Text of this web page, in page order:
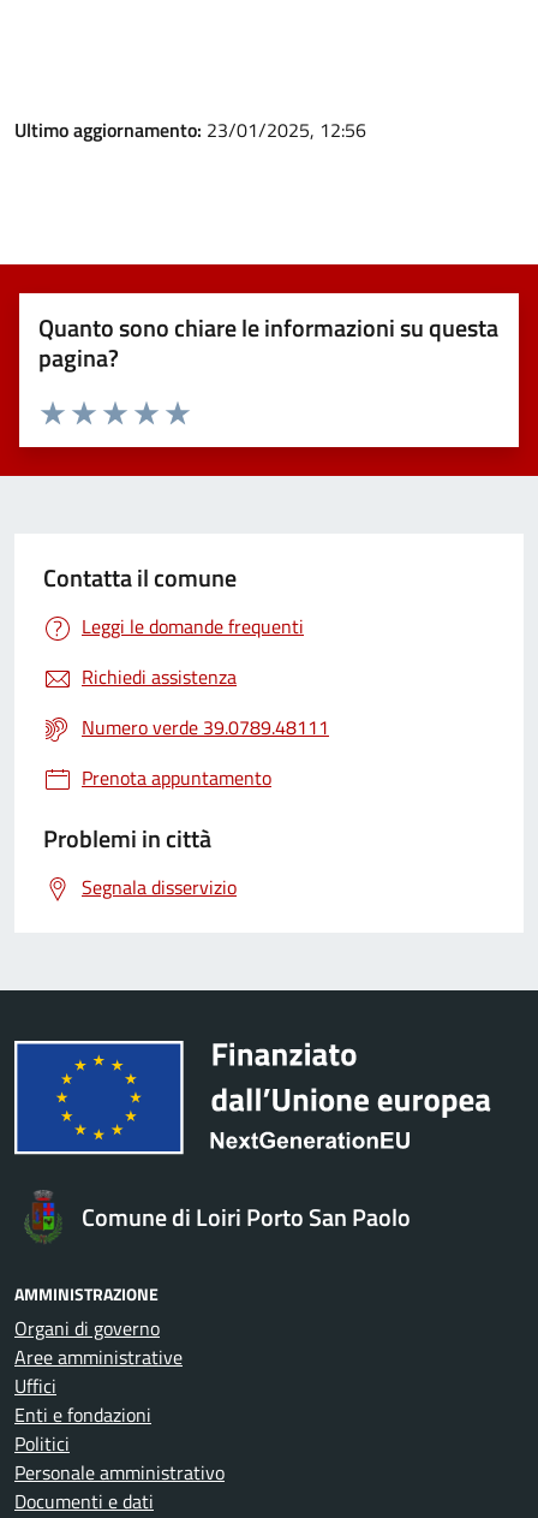
Ultimo aggiornamento: 23/01/2025, 12:56
Quanto sono chiare le informazioni su questa
pagina?
Valuta 5 stelle su 5
Valuta 4 stelle su 5
Valuta 3 stelle su 5
Valuta 2 stelle su 5
Valuta 1 stelle su 5
Contatta il comune
Leggi le domande frequenti
Richiedi assistenza
Numero verde 39.0789.48111
Prenota appuntamento
Problemi in città
Segnala disservizio
Comune di Loiri Porto San Paolo
AMMINISTRAZIONE
Organi di governo
Aree amministrative
Uffici
Enti e fondazioni
Politici
Personale amministrativo
Documenti e dati